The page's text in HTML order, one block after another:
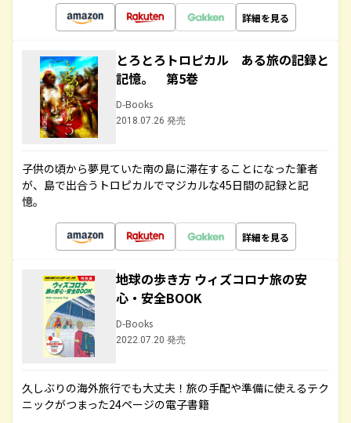
詳細を見る
とろとろトロピカル ある旅の記録と
記憶。 第5巻
D-Books
2018.07.26 発売
子供の頃から夢見ていた南の島に滞在することになった筆者
が、島で出合うトロピカルでマジカルな45日間の記録と記
憶。
詳細を見る
地球の歩き方 ウィズコロナ旅の安
心・安全BOOK
D-Books
2022.07.20 発売
久しぶりの海外旅行でも大丈夫！旅の手配や準備に使えるテク
ニックがつまった24ページの電子書籍